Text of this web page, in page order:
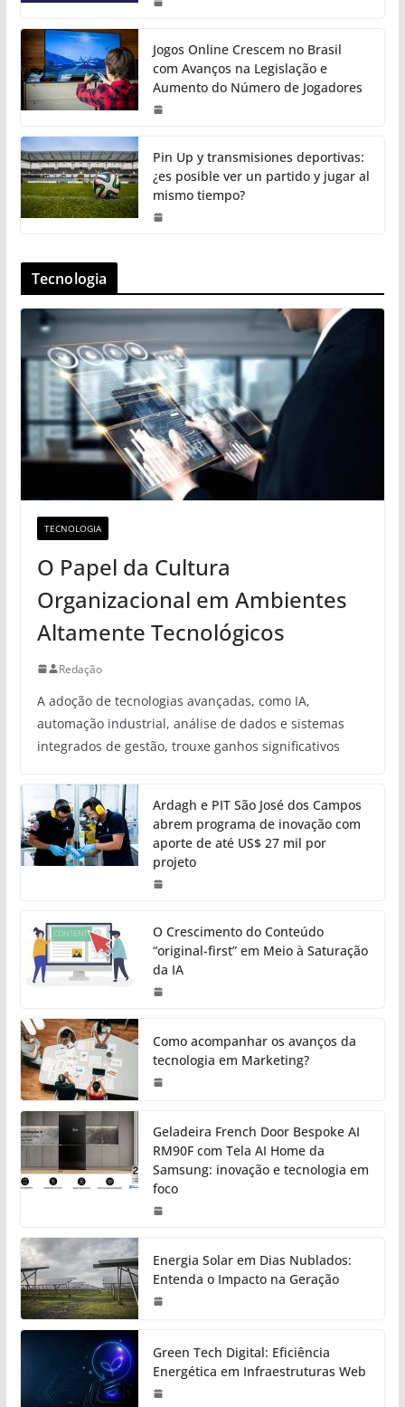
Jogos Online Crescem no Brasil
com Avanços na Legislação e
Aumento do Número de Jogadores
Pin Up y transmisiones deportivas:
¿es posible ver un partido y jugar al
mismo tiempo?
Tecnologia
TECNOLOGIA
O Papel da Cultura
Organizacional em Ambientes
Altamente Tecnológicos
Redação
A adoção de tecnologias avançadas, como IA,
automação industrial, análise de dados e sistemas
integrados de gestão, trouxe ganhos significativos
Ardagh e PIT São José dos Campos
abrem programa de inovação com
aporte de até US$ 27 mil por
projeto
O Crescimento do Conteúdo
“original-first” em Meio à Saturação
da IA
Como acompanhar os avanços da
tecnologia em Marketing?
Geladeira French Door Bespoke AI
RM90F com Tela AI Home da
Samsung: inovação e tecnologia em
foco
Energia Solar em Dias Nublados:
Entenda o Impacto na Geração
Green Tech Digital: Eficiência
Energética em Infraestruturas Web